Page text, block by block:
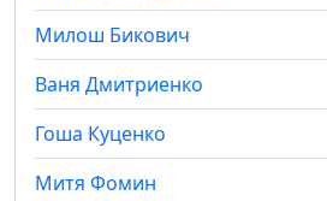
Милош Бикович
Ваня Дмитриенко
Гоша Куценко
Митя Фомин